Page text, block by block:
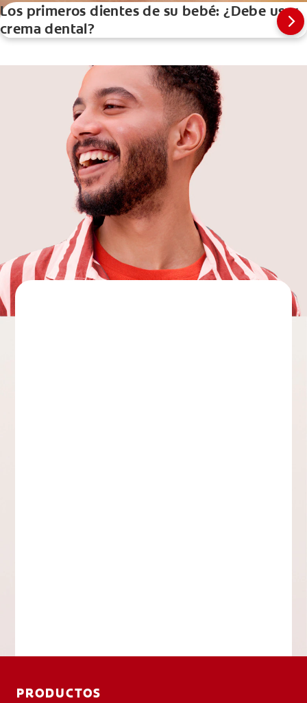
Los primeros dientes de su bebé: ¿Debe usar
crema dental?
PRODUCTOS